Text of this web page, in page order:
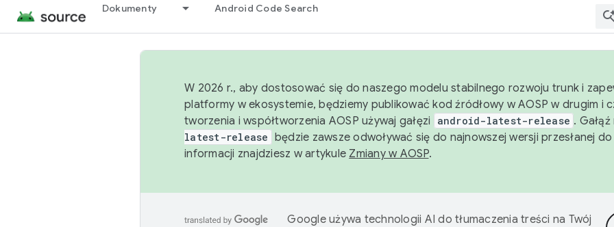
Dokumenty Android Code Search
W 2026 r., aby dostosować się do naszego modelu stabilnego rozwoju trunk i
platformy w ekosystemie, będziemy publikować kod źródłowy w AOSP w drugim i
tworzenia i współtworzenia AOSP używaj gałęzi
android-latest-release .
latest-release będzie zawsze odwoływać się do najnowszej wersji przesłanej do
informacji znajdziesz w artykule Zmiany w AOSP.
Google używa technologii AI do tłumaczenia treści na Twój